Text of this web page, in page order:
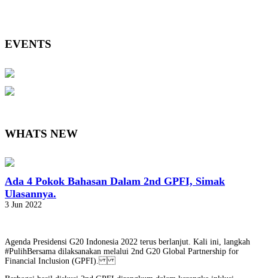
EVENTS
WHATS NEW
Ada 4 Pokok Bahasan Dalam 2nd GPFI, Simak
Ulasannya.
3 Jun 2022
Agenda Presidensi G20 Indonesia 2022 terus berlanjut. Kali ini, langkah
#PulihBersama dilaksanakan melalui 2nd G20 Global Partnership for
Financial Inclusion (GPFI).